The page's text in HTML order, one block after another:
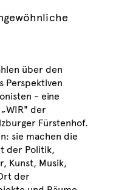
über den
Perspektiven
- eine
der
Fürstenhof.
sie machen die
der Politik,
Kunst, Musik,
der